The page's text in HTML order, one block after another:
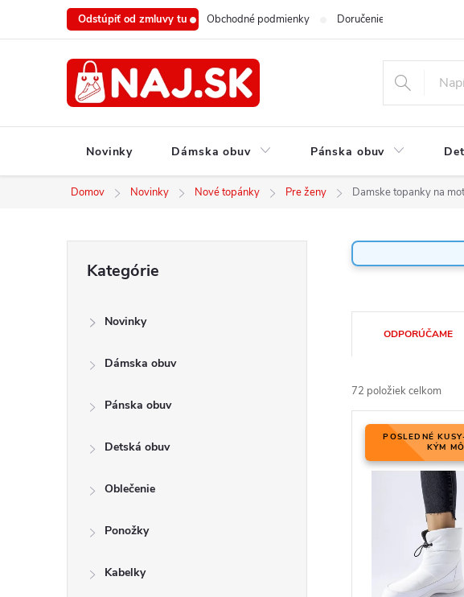
Odstúpiť od zmluvy tu Obchodné podmienky Doručenie a platba
Novinky Dámska obuv Pánska obuv
Domov Novinky Nové topánky Pre ženy Damske topanky na
kategórie
Kategórie
Novinky
Dámska obuv
Pánska obuv
Detská obuv
Oblečenie
Ponožky
Kabelky
e
n
ODPORÚČAME
72 položiek celkom
POSLEDNÉ
KÝM